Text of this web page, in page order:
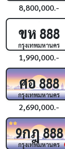
8,800,000.-
ขห 888
กรุงเทพมหานคร
1,990,000.-
ศอ888
กรุงเทพมหานคร
2,690,000.-
9กฎ888
กรุงเทพมหานคร